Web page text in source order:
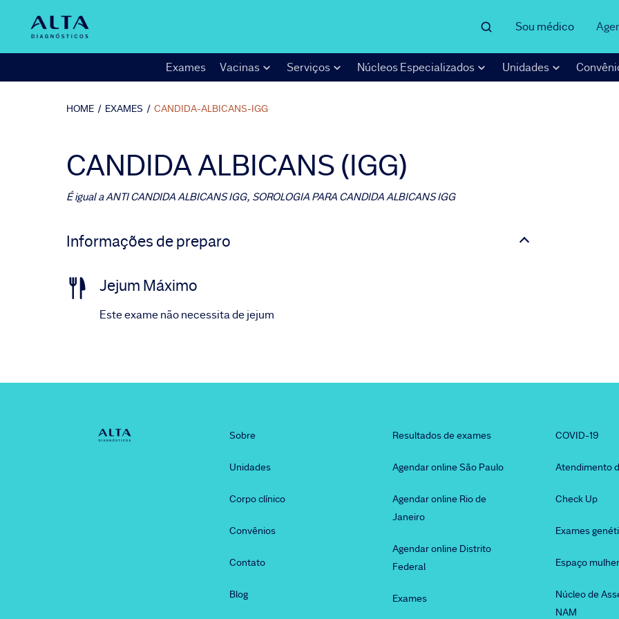
Sou médico
Exames Vacinas Serviços Núcleos Especializados Unidades
HOME / EXAMES / CANDIDA-ALBICANS-IGG
CANDIDA ALBICANS (IGG)
É igual aANTI CANDIDA ALBICANS IGG, SOROLOGIA PARA CANDIDA ALBICANS IGG
Informações de preparo
Jejum Máximo
Este exame não necessita de jejum
Sobre
Unidades
Corpo clínico
Convênios
Contato
Blog
Resultados de exames
Agendar online São Paulo
Agendar online Rio de
Janeiro
Agendar online Distrito
Federal
Exames
COVID-19
Atendimento
Check Up
Exames
Espaço mulher
Núcleo de
NAM